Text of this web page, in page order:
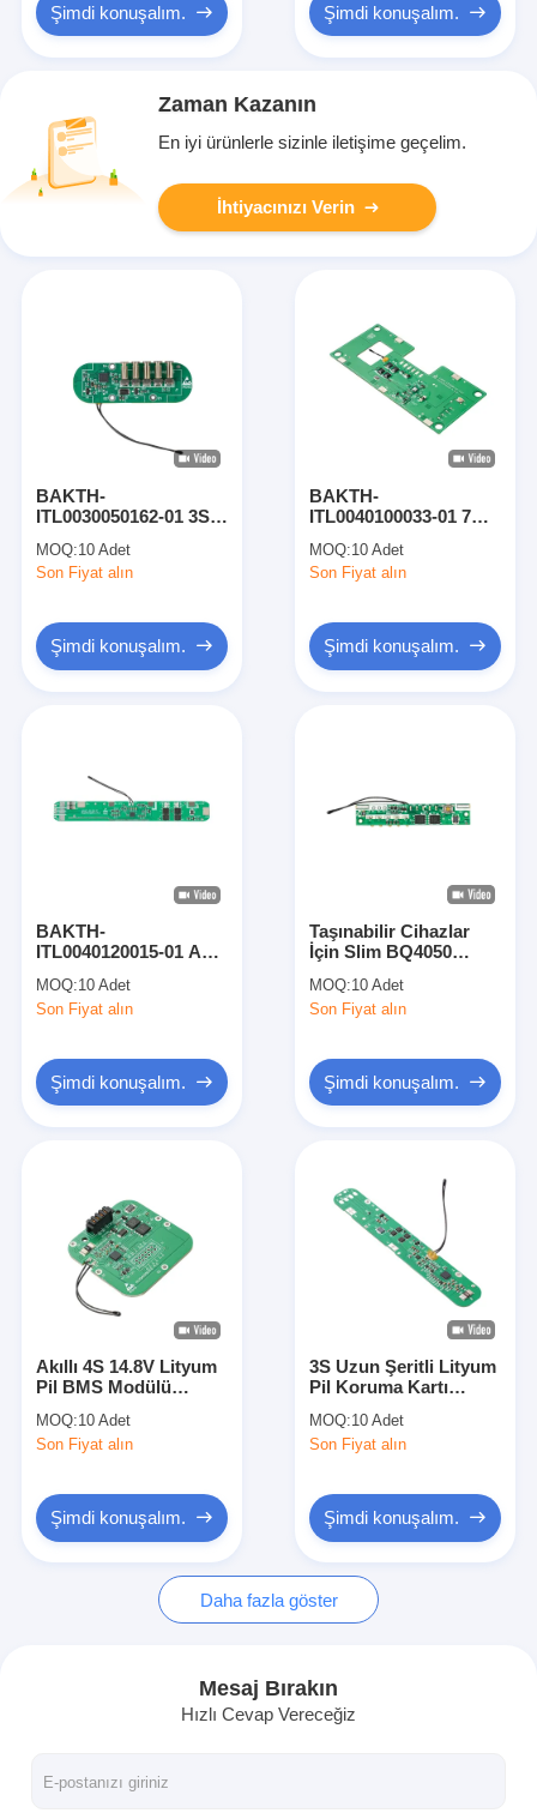
Videolar
Bizim Hakkımızda
Bize Ulaşın
Haberler
Şimdi konuşalım.
Lityum iyon pil takımı
Li Polimer Pil Paketi
Şimdi konuşalım. Şimdi konuşalım.
Zaman Kazanın
En iyi ürünlerle sizinle iletişime geçelim.
İhtiyacınızı Verin
BAKTH-
ITL0030050162-01 3S
Kartı
MOQ:10 Adet
Son Fiyat alın
Şimdi konuşalım.
BAKTH-
ITL0040100033-01 7A
ion Pil BMS Koruma
Kartı
MOQ:10 Adet
Son Fiyat alın
Şimdi konuşalım.
BAKTH-
ITL0040120015-01 Aşırı
Lityum Batarya Kartı
BMS Modülü
MOQ:10 Adet
Son Fiyat alın
Şimdi konuşalım.
Taşınabilir Cihazlar
İçin Slim BQ4050
Pil BMS BAKTH-
ITL0040050019-01
MOQ:10 Adet
Son Fiyat alın
Şimdi konuşalım.
Akıllı 4S 14.8V Lityum
Pil BMS Modülü
ITL0040050016-01
SMBUS ve NTC ile
MOQ:10 Adet
Son Fiyat alın
Şimdi konuşalım.
3S Uzun Şeritli Lityum
Pil Koruma Kartı
ITL0030100161-01
Uzun Pil Paketi için
MOQ:10 Adet
Son Fiyat alın
Şimdi konuşalım.
Daha fazla göster
Mesaj Bırakın
Hızlı Cevap Vereceğiz